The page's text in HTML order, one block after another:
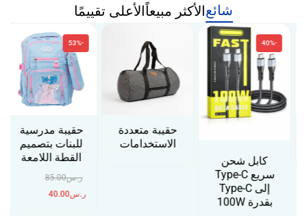
شائعالأكثر مبيعاًالأعلى تقييمًا
كابل شحن
سريع Type-C
إلى Type-C
بقدرة 100W
حقيبة متعددة
الاستخدامات
حقيبة مدرسية
للبنات بتصميم
القطة اللامعة
ر.س85.00
ر.س40.00